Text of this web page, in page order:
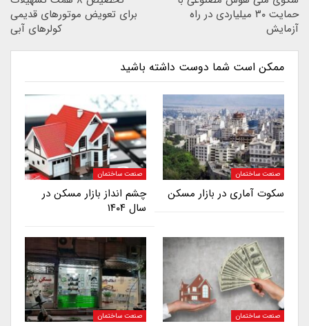
حمایت ۳۰ میلیاردی در راه
آزمایش
برای تعویض موتورهای قدیمی
کولرهای آبی
ممکن است شما دوست داشته باشید
صنعت ساختمان
سکوت آماری در بازار مسکن
صنعت ساختمان
چشم انداز بازار مسکن در
سال ۱۴۰۴
صنعت ساختمان صنعت ساختمان